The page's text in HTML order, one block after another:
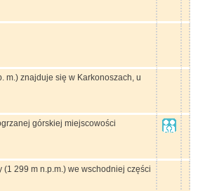
m.) znajduje się w Karkonoszach, u
górskiej miejscowości
299 m n.p.m.) we wschodniej części